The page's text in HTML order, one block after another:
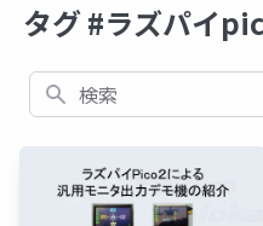
タグ #ラズパイ
検索